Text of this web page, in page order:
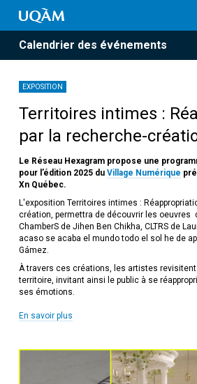
Calendrier des événements
EXPOSITION
Territoires intimes :
par la recherche-
Le Réseau Hexagram propose une
pour l’édition 2025 du Village Numérique
Xn Québec.
L'exposition Territoires intimes :
création, permettra de découvrir les oeuvres
ChamberS de Jihen Ben Chikha, CLTRS de
acaso se acaba el mundo todo el sol he de
Gámez.
À travers ces créations, les artistes
territoire, invitant ainsi le public à se
ses émotions.
En savoir plus